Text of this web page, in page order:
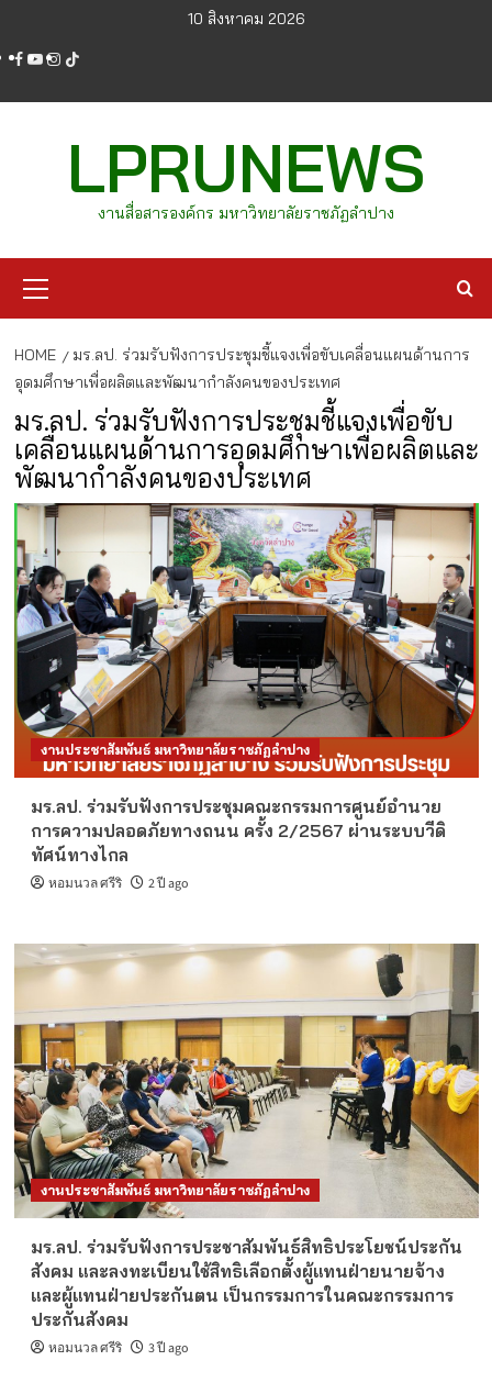
content
10 สิงหาคม 2026
facebook
youtube
instagram
tiktok
LPRUNEWS
งานสื่อสารองค์กร มหาวิทยาลัยราชภัฏลำปาง
Menu
HOME
มร.ลป. ร่วมรับฟังการประชุมชี้แจงเพื่อขับเคลื่อนแผนด้านการ
อุดมศึกษาเพื่อผลิตและพัฒนากำลังคนของประเทศ
มร.ลป. ร่วมรับฟังการประชุมชี้แจงเพื่อขับ
เคลื่อนแผนด้านการอุดมศึกษาเพื่อผลิตและ
พัฒนากำลังคนของประเทศ
งานประชาสัมพันธ์ มหาวิทยาลัยราชภัฏลำปาง
มร.ลป. ร่วมรับฟังการประชุมคณะกรรมการศูนย์อำนวย
การความปลอดภัยทางถนน ครั้ง 2/2567 ผ่านระบบวีดิ
ทัศน์ทางไกล
หอมนวล ศรีริ 2 ปี ago
งานประชาสัมพันธ์ มหาวิทยาลัยราชภัฏลำปาง
มร.ลป. ร่วมรับฟังการประชาสัมพันธ์สิทธิประโยชน์ประกัน
สังคม และลงทะเบียนใช้สิทธิเลือกตั้งผู้แทนฝ่ายนายจ้าง
และผู้แทนฝ่ายประกันตน เป็นกรรมการในคณะกรรมการ
ประกันสังคม
หอมนวล ศรีริ 3 ปี ago